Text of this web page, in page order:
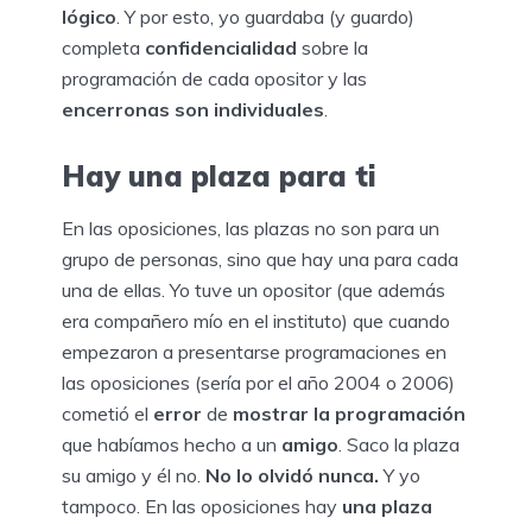
lógico. Y por esto, yo guardaba (y guardo)
completa confidencialidad sobre la
programación de cada opositor y las
encerronas son individuales.
Hay una plaza para ti
En las oposiciones, las plazas no son para un
grupo de personas, sino que hay una para cada
una de ellas. Yo tuve un opositor (que además
era compañero mío en el instituto) que cuando
empezaron a presentarse programaciones en
las oposiciones (sería por el año 2004 o 2006)
cometió el error de mostrar la programación
que habíamos hecho a un amigo. Saco la plaza
su amigo y él no. No lo olvidó nunca.Y yo
tampoco. En las oposiciones hay una plaza